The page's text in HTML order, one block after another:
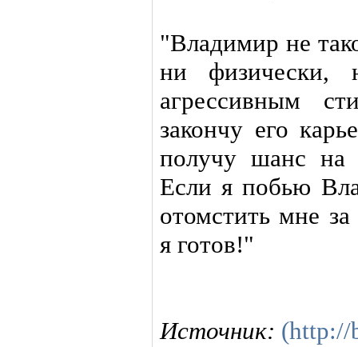
"Владимир не
ни физически,
агрессивным
закончу его
получу шанс на
Если я побью
отомстить мне
я готов!"
Источник: (http://